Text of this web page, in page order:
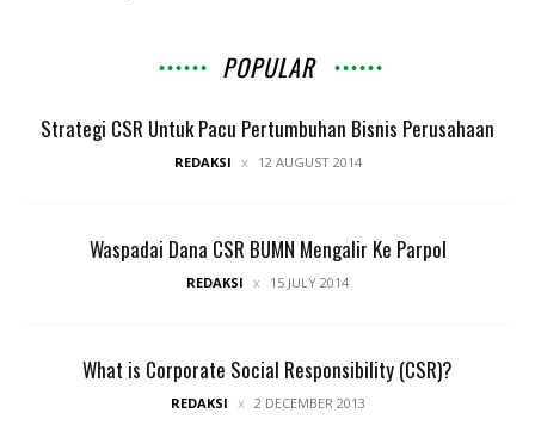
POPULAR
Strategi CSR Untuk Pacu Pertumbuhan Bisnis Perusahaan
REDAKSI 12 AUGUST 2014
Waspadai Dana CSR BUMN Mengalir Ke Parpol
REDAKSI 15 JULY 2014
What is Corporate Social Responsibility (CSR)?
REDAKSI 2 DECEMBER 2013